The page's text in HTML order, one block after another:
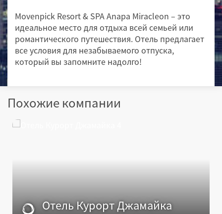
Movenpick Resort & SPA Anapa Miracleon – это
идеальное место для отдыха всей семьей или
романтического путешествия. Отель предлагает
все условия для незабываемого отпуска,
который вы запомните надолго!
Похожие компании
Отель Курорт Джамайка